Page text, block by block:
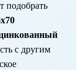
подобрать
с другим